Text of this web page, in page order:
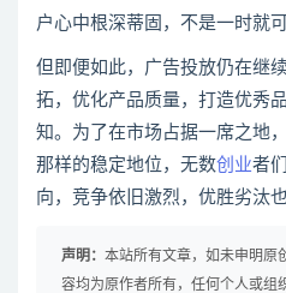
户心中根深蒂固，不是一时就
但即便如此，广告投放仍在继
拓，优化产品质量，打造优秀
知。为了在市场占据一席之地
那样的稳定地位，无数创业者
向，竞争依旧激烈，优胜劣汰
声明： 本站所有文章，如未申明原
容均为原作者所有，任何个人或组